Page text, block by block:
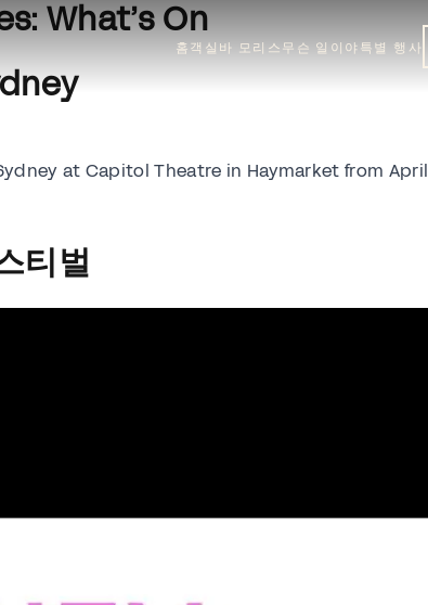
홈객실 바 모리스무슨 일이야특별 행사
What’s On
at Capitol Theatre in Haymarket from April
티벌